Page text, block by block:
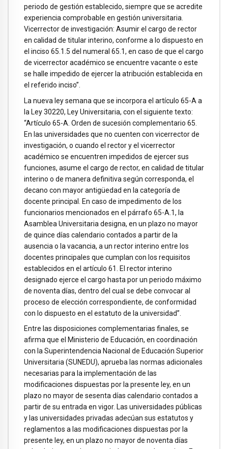
periodo de gestión establecido, siempre que se acredite
experiencia comprobable en gestión universitaria.
Vicerrector de investigación: Asumir el cargo de rector
en calidad de titular interino, conforme a lo dispuesto en
el inciso 65.1.5 del numeral 65.1, en caso de que el cargo
de vicerrector académico se encuentre vacante o este
se halle impedido de ejercer la atribución establecida en
el referido inciso”.
La nueva ley semana que se incorpora el artículo 65-A a
la Ley 30220, Ley Universitaria, con el siguiente texto:
“Artículo 65-A. Orden de sucesión complementario 65.
En las universidades que no cuenten con vicerrector de
investigación, o cuando el rector y el vicerrector
académico se encuentren impedidos de ejercer sus
funciones, asume el cargo de rector, en calidad de titular
interino o de manera definitiva según corresponda, el
decano con mayor antigüedad en la categoría de
docente principal. En caso de impedimento de los
funcionarios mencionados en el párrafo 65-A.1, la
Asamblea Universitaria designa, en un plazo no mayor
de quince días calendario contados a partir de la
ausencia o la vacancia, a un rector interino entre los
docentes principales que cumplan con los requisitos
establecidos en el artículo 61. El rector interino
designado ejerce el cargo hasta por un periodo máximo
de noventa días, dentro del cual se debe convocar al
proceso de elección correspondiente, de conformidad
con lo dispuesto en el estatuto de la universidad”.
Entre las disposiciones complementarias finales, se
afirma que el Ministerio de Educación, en coordinación
con la Superintendencia Nacional de Educación Superior
Universitaria (SUNEDU), aprueba las normas adicionales
necesarias para la implementación de las
modificaciones dispuestas por la presente ley, en un
plazo no mayor de sesenta días calendario contados a
partir de su entrada en vigor. Las universidades públicas
y las universidades privadas adecúan sus estatutos y
reglamentos a las modificaciones dispuestas por la
presente ley, en un plazo no mayor de noventa días